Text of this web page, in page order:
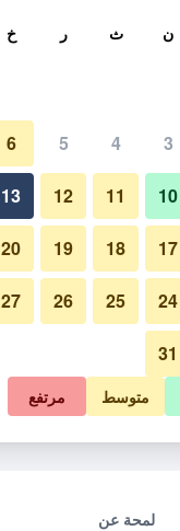
لمحة عن
ن ث ر خ
3
4
5
6
10
11
12
13
17
18
19
20
24
25
26
27
31
متوسط مرتفع